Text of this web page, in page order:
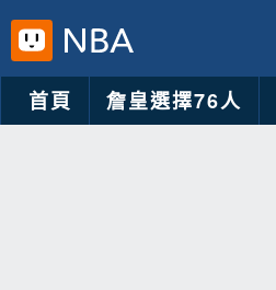
首頁 詹皇選擇76人